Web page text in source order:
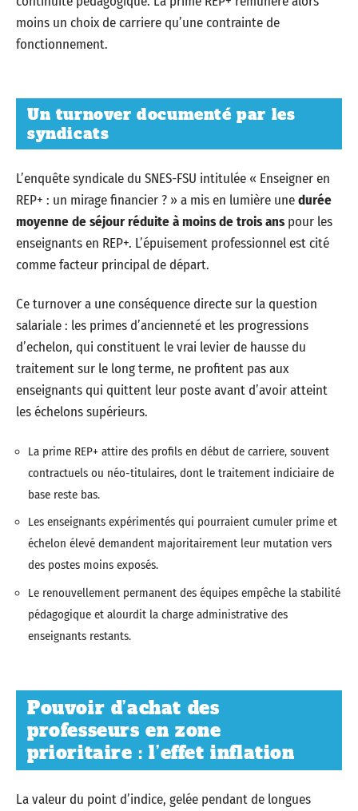
moins un choix de carriere qu’une contrainte de
fonctionnement.
Un turnover documenté par les
syndicats
L’enquête syndicale du SNES-FSU intitulée « Enseigner en
REP+ : un mirage financier ? » a mis en lumière unedurée
moyenne de séjour réduite à moins de trois anspour les
enseignants en REP+. L’épuisement professionnel est cité
comme facteur principal de départ.
Ce turnover a une conséquence directe sur la question
salariale : les primes d’ancienneté et les progressions
d’echelon, qui constituent le vrai levier de hausse du
traitement sur le long terme, ne profitent pas aux
enseignants qui quittent leur poste avant d’avoir atteint
les échelons supérieurs.
La prime REP+ attire des profils en début de carriere, souvent
contractuels ou néo-titulaires, dont le traitement indiciaire de
base reste bas.
Les enseignants expérimentés qui pourraient cumuler prime et
échelon élevé demandent majoritairement leur mutation vers
des postes moins exposés.
Le renouvellement permanent des équipes empêche la stabilité
pédagogique et alourdit la charge administrative des
enseignants restants.
Pouvoir d’achat des
professeurs en zone
prioritaire : l’effet inflation
La valeur du point d’indice, gelée pendant de longues